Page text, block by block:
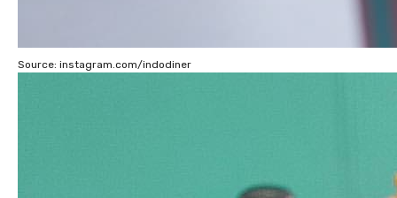
Source: instagram.com/indodiner